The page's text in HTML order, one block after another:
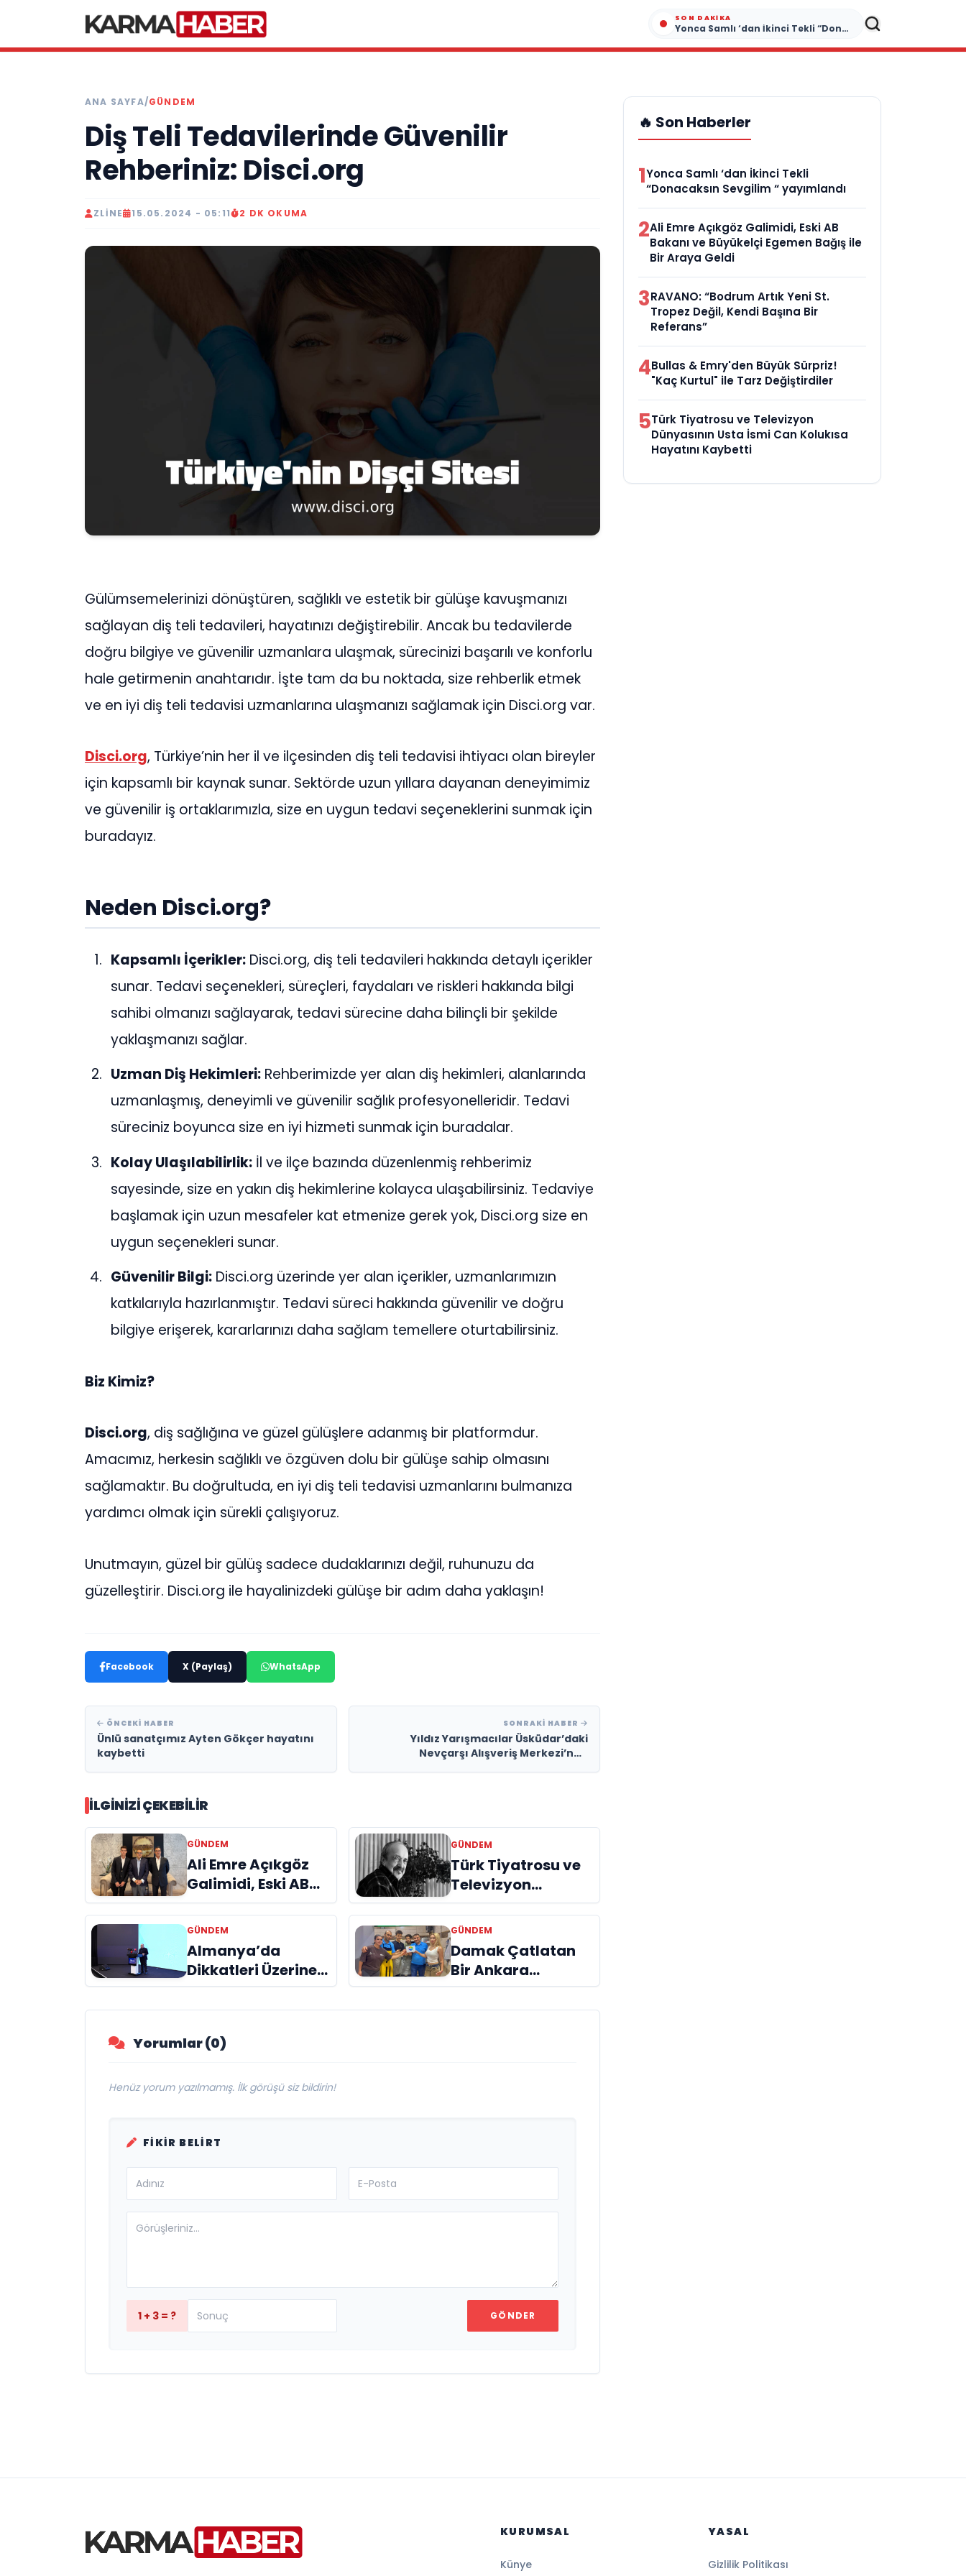
SON DAKIKA
Yonca Samlı ‘dan İkinci Tekli “Donacaksın Sevgilim “ yayımlandı
ANA SAYFA/GÜNDEM
Diş Teli Tedavilerinde Güvenilir
Rehberiniz: Disci.org
ZLINE 15.05.2024 - 05:11 2 DK OKUMA
Gülümsemelerinizi dönüştüren, sağlıklı ve estetik bir gülüşe kavuşmanızı
sağlayan diş teli tedavileri, hayatınızı değiştirebilir. Ancak bu tedavilerde
doğru bilgiye ve güvenilir uzmanlara ulaşmak, sürecinizi başarılı ve konforlu
hale getirmenin anahtarıdır. İşte tam da bu noktada, size rehberlik etmek
ve en iyi diş teli tedavisi uzmanlarına ulaşmanızı sağlamak için Disci.org var.
Disci.org, Türkiye’nin her il ve ilçesinden diş teli tedavisi ihtiyacı olan bireyler
için kapsamlı bir kaynak sunar. Sektörde uzun yıllara dayanan deneyimimiz
ve güvenilir iş ortaklarımızla, size en uygun tedavi seçeneklerini sunmak için
buradayız.
Neden Disci.org?
Kapsamlı İçerikler: Disci.org, diş teli tedavileri hakkında detaylı içerikler
sunar. Tedavi seçenekleri, süreçleri, faydaları ve riskleri hakkında bilgi
sahibi olmanızı sağlayarak, tedavi sürecine daha bilinçli bir şekilde
yaklaşmanızı sağlar.
Uzman Diş Hekimleri: Rehberimizde yer alan diş hekimleri, alanlarında
uzmanlaşmış, deneyimli ve güvenilir sağlık profesyonelleridir. Tedavi
süreciniz boyunca size en iyi hizmeti sunmak için buradalar.
Kolay Ulaşılabilirlik: İl ve ilçe bazında düzenlenmiş rehberimiz
sayesinde, size en yakın diş hekimlerine kolayca ulaşabilirsiniz. Tedaviye
başlamak için uzun mesafeler kat etmenize gerek yok, Disci.org size en
uygun seçenekleri sunar.
Güvenilir Bilgi: Disci.org üzerinde yer alan içerikler, uzmanlarımızın
katkılarıyla hazırlanmıştır. Tedavi süreci hakkında güvenilir ve doğru
bilgiye erişerek, kararlarınızı daha sağlam temellere oturtabilirsiniz.
Biz Kimiz?
Disci.org, diş sağlığına ve güzel gülüşlere adanmış bir platformdur.
Amacımız, herkesin sağlıklı ve özgüven dolu bir gülüşe sahip olmasını
sağlamaktır. Bu doğrultuda, en iyi diş teli tedavisi uzmanlarını bulmanıza
yardımcı olmak için sürekli çalışıyoruz.
Unutmayın, güzel bir gülüş sadece dudaklarınızı değil, ruhunuzu da
güzelleştirir. Disci.org ile hayalinizdeki gülüşe bir adım daha yaklaşın!
Facebook X (Paylaş) WhatsApp
ÖNCEKI HABER
Ünlü sanatçımız Ayten Gökçer hayatını
kaybetti
SONRAKI HABER
Yıldız Yarışmacılar Üsküdar’daki
Nevçarşı Alışveriş Merkezi’nde
İLGINIZI ÇEKEBILIR
GÜNDEM
Ali Emre Açıkgöz
Galimidi, Eski AB
Bakanı ve
Büyükelçi Egemen
Bağış ile Bir Araya
Geldi
GÜNDEM
Türk Tiyatrosu ve
Televizyon
Dünyasının Usta
İsmi Can Kolukısa
Hayatını Kaybetti
GÜNDEM
Almanya’da
Dikkatleri Üzerine
Çeken Türk
Firması: Taşyapı
GÜNDEM
Damak Çatlatan
Bir Ankara
Hikâyesi
Aydınlıkevler’in
Yorumlar (0)
Henüz yorum yazılmamış. İlk görüşü siz bildirin!
FIKIR BELIRT
1 + 3 = ? GÖNDER
🔥 Son Haberler
1Yonca Samlı ‘dan İkinci Tekli
“Donacaksın Sevgilim “ yayımlandı
2Ali Emre Açıkgöz Galimidi, Eski AB
Bakanı ve Büyükelçi Egemen Bağış ile
Bir Araya Geldi
3RAVANO: “Bodrum Artık Yeni St.
Tropez Değil, Kendi Başına Bir
Referans”
4Bullas & Emry'den Büyük Sürpriz!
"Kaç Kurtul" ile Tarz Değiştirdiler
5Türk Tiyatrosu ve Televizyon
Dünyasının Usta İsmi Can Kolukısa
Hayatını Kaybetti
KURUMSAL
Künye
YASAL
Gizlilik Politikası